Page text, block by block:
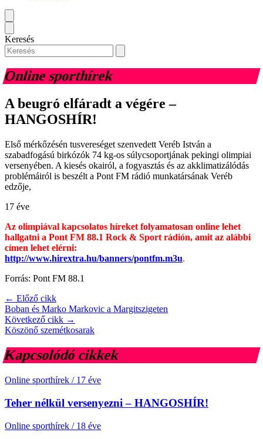
Keresés
Online sporthírek
A beugró elfáradt a végére –
HANGOSHÍR!
Első mérkőzésén tusvereséget szenvedett Veréb István a
szabadfogású birkózók 74 kg-os súlycsoportjának pekingi olimpiai
versenyében. A kiesés okairól, a fogyasztás és az akklimatizálódás
problémáiról is beszélt a Pont FM rádió munkatársának Veréb
edzője,
17 éve
Az olimpiával kapcsolatos híreket folyamatosan online lehet
hallgatni a Pont FM 88.1 Rock & Sport rádión, amit az alábbi
címen lehet elérni:
http://www.hirextra.hu/banners/pontfm.m3u.
Forrás: Pont FM 88.1
← Előző cikk
Boban és Marko Markovic a Margitszigeten
Következő cikk →
Köszönő szemétkosarak
Kapcsolódó cikkek
Online sporthírek / 17 éve
Teher nélkül versenyezni – HANGOSHÍR!
Online sporthírek / 18 éve